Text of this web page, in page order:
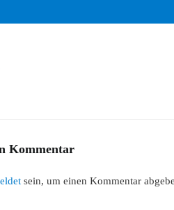
Kommentar
sein, um einen Kommentar